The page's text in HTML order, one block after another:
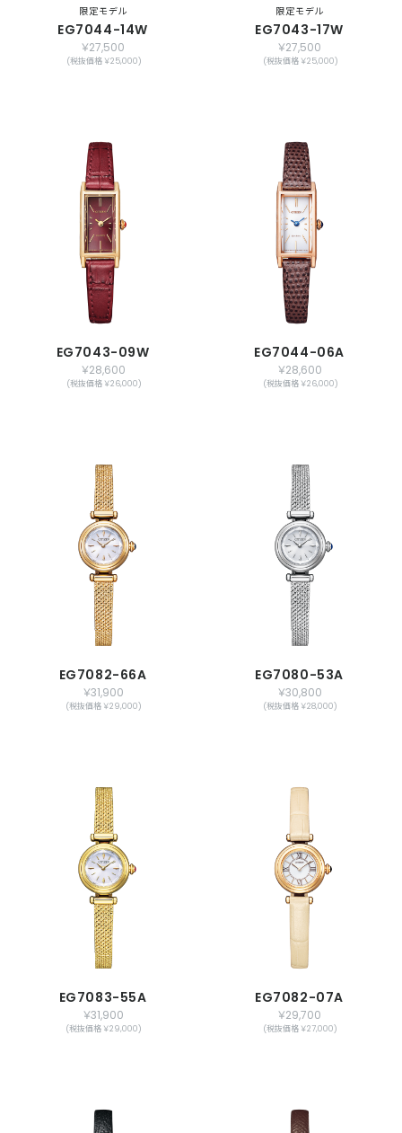
限定モデル
EG7044-14W
￥27,500
(税抜価格 ￥25,000)
限定モデル
EG7043-17W
￥27,500
(税抜価格 ￥25,000)
EG7043-09W
￥28,600
(税抜価格 ￥26,000)
EG7044-06A
￥28,600
(税抜価格 ￥26,000)
EG7082-66A
￥31,900
(税抜価格 ￥29,000)
EG7080-53A
￥30,800
(税抜価格 ￥28,000)
EG7083-55A
￥31,900
(税抜価格 ￥29,000)
EG7082-07A
￥29,700
(税抜価格 ￥27,000)